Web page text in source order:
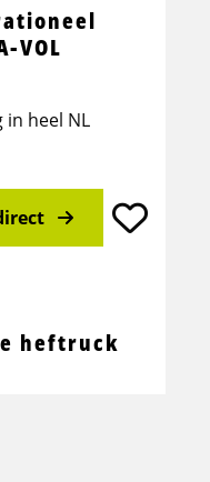
VOL
in heel NL
heftruck